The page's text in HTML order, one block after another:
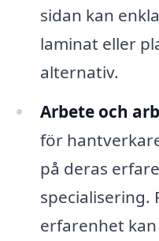
sidan kan
laminat eller
alternativ.
Arbete och
för
på deras
specialisering.
erfarenhet